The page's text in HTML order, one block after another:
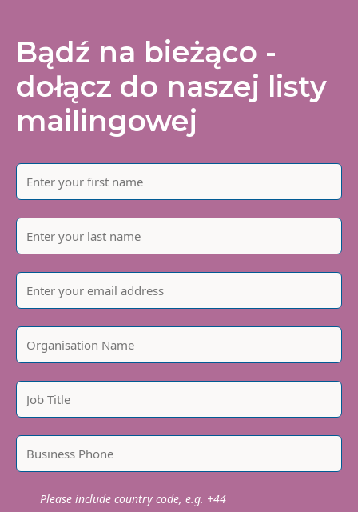
Bądź na bieżąco -
dołącz do naszej listy
mailingowej
Please include country code, e.g. +44